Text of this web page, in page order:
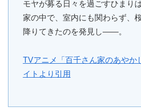
モヤが募る日々を過ごすひまり
家の中で、室内にも関わらず、
降りてきたのを発見し――。
TVアニメ「百千さん家のあやか
イトより引用